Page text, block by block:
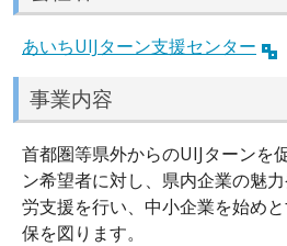
あいちUIJターン支援センター
事業内容
首都圏等県外からのUIJターンを
ン希望者に対し、県内企業の魅
労支援を行い、中小企業を始め
保を図ります。